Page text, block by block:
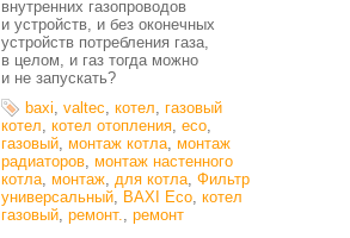
внутренних газопроводов
и устройств, и без оконечных
устройств потребления газа,
в целом, и газ тогда можно
и не запускать?
baxi, valtec, котел, газовый
котел, котел отопления, eco,
газовый, монтаж котла, монтаж
радиаторов, монтаж настенного
котла, монтаж, для котла, Фильтр
универсальный, BAXI Eco, котел
газовый, ремонт., ремонт